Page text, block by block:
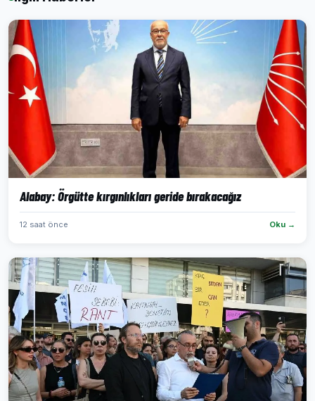
Alabay: Örgütte kırgınlıkları geride bırakacağız
12 saat önce Oku →